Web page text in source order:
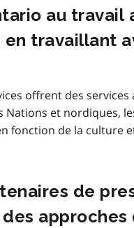
au travail
travaillant
offrent des services
Nations et nordiques,
fonction de la culture
de